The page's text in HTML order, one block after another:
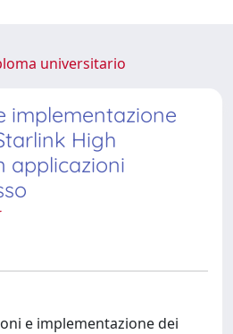
universitario
implementazione
High
applicazioni
e implementazione dei